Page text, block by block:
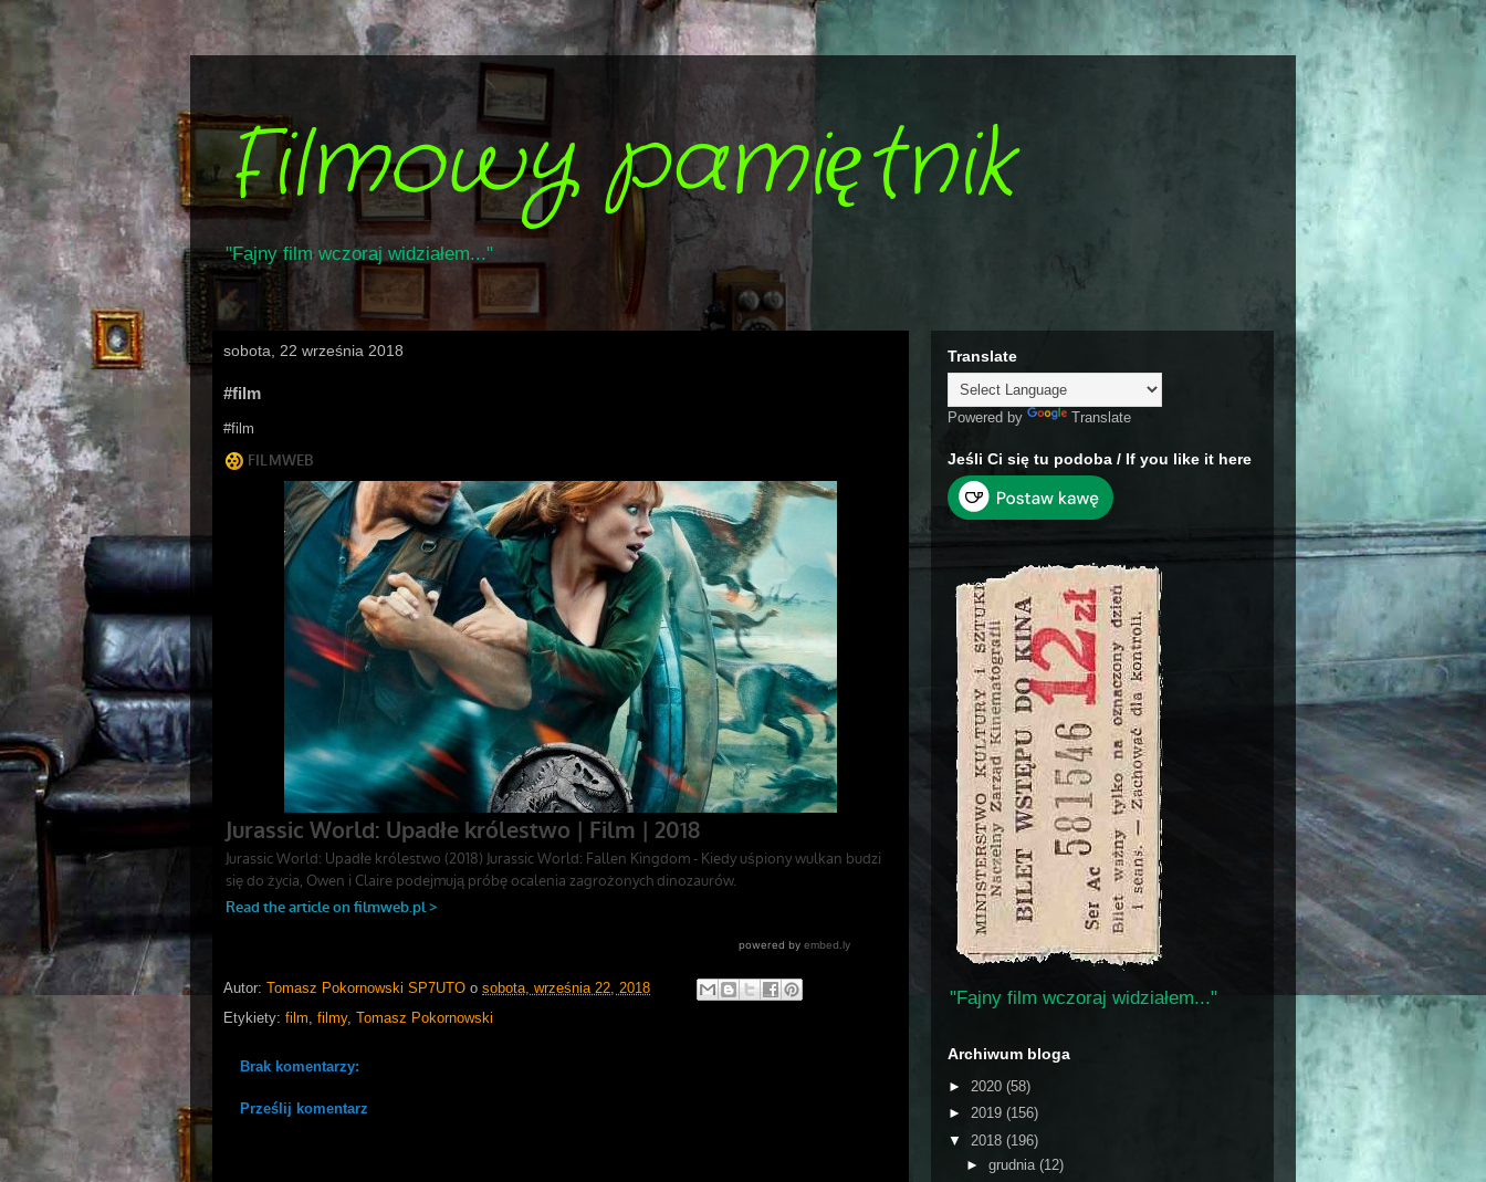
Filmowy pamiętnik
"Fajny film wczoraj widziałem..."
sobota, 22 września 2018
#film
#film
Autor: Tomasz Pokornowski SP7UTO o sobota, września 22, 2018
Etykiety: film, filmy, Tomasz Pokornowski
Brak komentarzy:
Prześlij komentarz
Translate
Powered by Translate
Jeśli Ci się tu podoba / If you like it here
"Fajny film wczoraj widziałem..."
Archiwum bloga
► 2020 (58)
► 2019 (156)
▼ 2018 (196)
► grudnia (12)